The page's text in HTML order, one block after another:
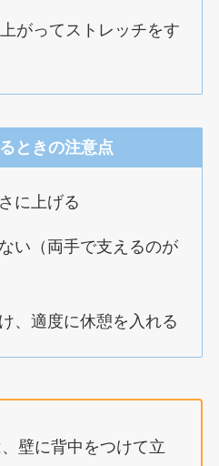
がってストレッチをす
ときの注意点
に上げる
い（両手で支えるのが
、適度に休憩を入れる
壁に背中をつけて立